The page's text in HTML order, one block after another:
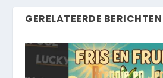
GERELATEERDE BERICHTEN